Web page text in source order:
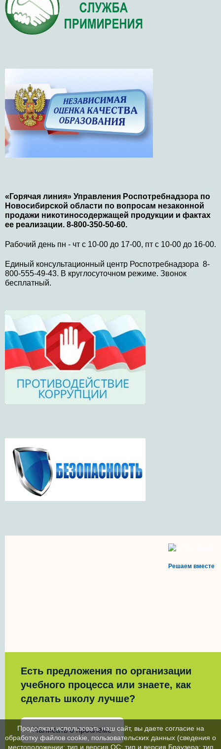
«Горячая линия» Управления Роспотребнадзора по
Новосибирской области по вопросам незаконной
продажи никотиносодержащей продукции и фактах
ее реализации. 8-800-350-50-60.
Рабочий день пн - чт с 10-00 до 17-00, пт с 10-00 до 16-00.
Единый консультационный центр Роспотребнадзора 8-
800-555-49-43. В круглосуточном режиме. Звонок
бесплатный.
Решаем вместе
Есть предложения по организации
учебного процесса или знаете, как
сделать школу лучше?
Написать о проблеме
Продолжая использовать наш сайт, вы даете согласие на
обработку файлов cookie, пользовательских данных (сведения о
местоположении; тип и версия ОС; тип и версия Браузера; тип